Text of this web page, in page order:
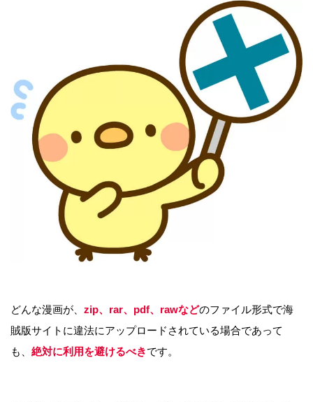
どんな漫画が、 zip、rar、pdf、rawなどのファイル形式で海
賊版サイトに違法にアップロードされている場合であって
も、 絶対に利用を避けるべきです。